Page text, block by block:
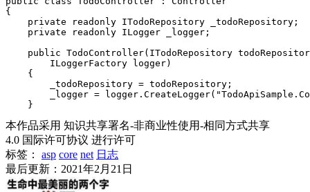
{
    private readonly ITodoRepository _todoRepository;
    private readonly ILogger _logger;
public TodoController(ITodoRepository
        ILoggerFactory logger)
    {
        _todoRepository = todoRepository;
_logger =
    }
本作品采用 知识共享署名-非商业性使用-相同方式共享
4.0 国际许可协议 进行许可
标签：
asp core net 日志
最后更新：2021年2月21日